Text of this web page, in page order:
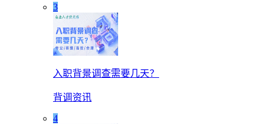
3
入职背景调查需要几天？
背调资讯
4